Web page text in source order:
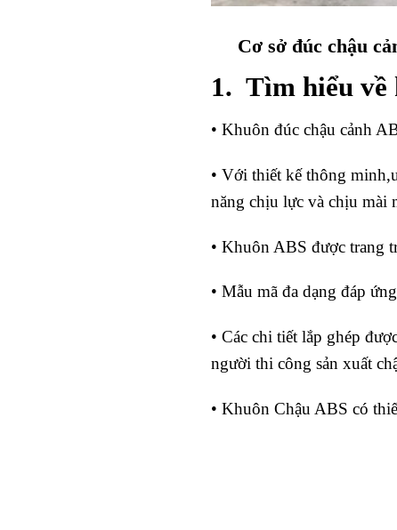
Cơ sở đúc chậu
1. Tìm hiểu về
• Khuôn đúc chậu cảnh
• Với thiết kế thông
năng chịu lực và chịu mài
• Khuôn ABS được trang
• Mẫu mã đa dạng đáp
• Các chi tiết lắp ghép
người thi công sản xuất
• Khuôn Chậu ABS có